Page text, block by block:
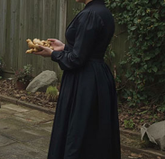
wie
Literatur
ihn
beschreibt